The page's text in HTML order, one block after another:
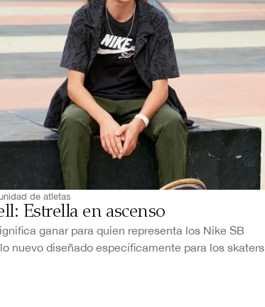
de atletas
Estrella en ascenso
ganar para quien representa los Nike SB
nuevo diseñado específicamente para los skaters